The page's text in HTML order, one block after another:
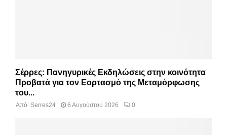
Σέρρες: Πανηγυρικές Εκδηλώσεις στην κοινότητα
Προβατά για τον Εορτασμό της Μεταμόρφωσης
του...
Από: Serres24 6 Αυγούστου 2026 0